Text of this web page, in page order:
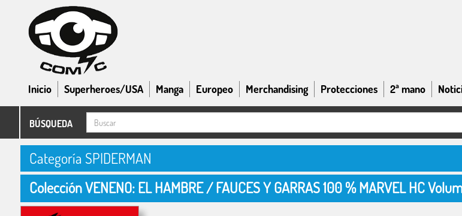
Inicio Superheroes/USA Manga Europeo Merchandising Protecciones 2ª mano
BÚSQUEDA
Categoría SPIDERMAN
Colección VENENO: EL HAMBRE / FAUCES Y GARRAS 100 % MARVEL HC